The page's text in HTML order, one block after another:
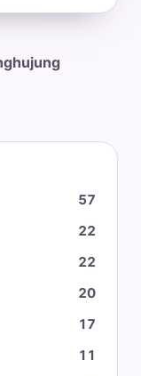
57
22
22
20
17
11